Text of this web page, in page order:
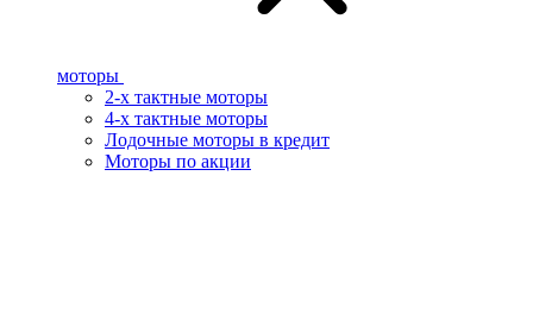
моторы
2-х тактные моторы
4-х тактные моторы
Лодочные моторы в кредит
Моторы по акции